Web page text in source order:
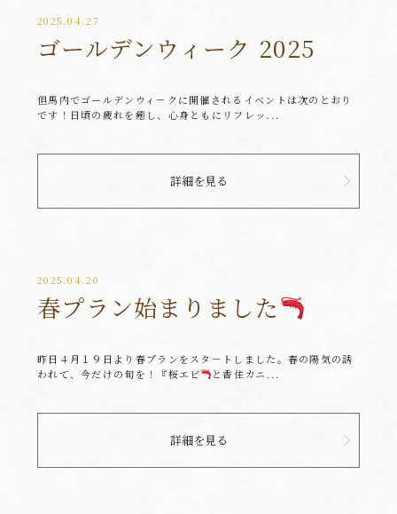
2025.04.27
ゴールデンウィーク 2025
但馬内でゴールデンウィ－クに開催されるイベントは次のとおり
です！日頃の疲れを癒し、心身ともにリフレッ...
詳細を見る
2025.04.20
春プラン始まりました
昨日４月１９日より春プランをスタ－トしました。春の陽気の誘
われて、今だけの旬を！『桜エビ
と香住カニ...
詳細を見る